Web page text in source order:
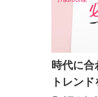
時代に
トレン